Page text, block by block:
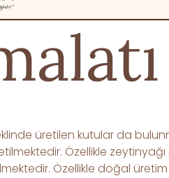
üretilen kutular da
Özellikle
Özellikle doğal